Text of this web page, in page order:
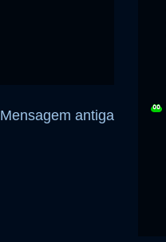
Mensagem antiga